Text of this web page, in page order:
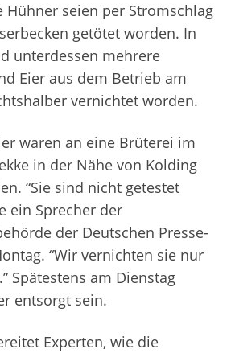
Hühner seien per Stromschlag
getötet worden. In
unterdessen mehrere
Eier aus dem Betrieb am
vernichtet worden.
waren an eine Brüterei im
in der Nähe von Kolding
“Sie sind nicht getestet
ein Sprecher der
der Deutschen Presse-
“Wir vernichten sie nur
Spätestens am Dienstag
entsorgt sein.
Experten, wie die